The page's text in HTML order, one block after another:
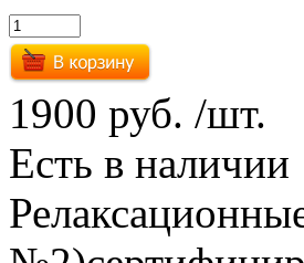
1900 руб. /шт.
Есть в наличии